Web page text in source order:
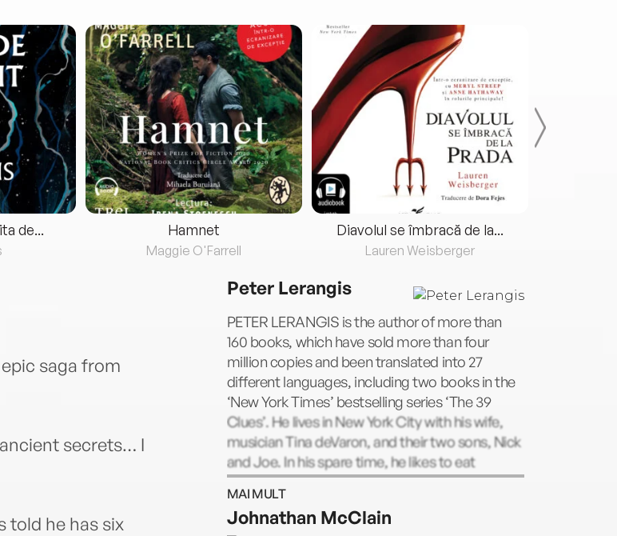
de... Hamnet
Maggie O'Farrell
Diavolul se îmbracă de la...
Lauren Weisberger
saga from
secrets… I
told he has six
Peter Lerangis
PETER LERANGIS is the author of more than
160 books, which have sold more than four
million copies and been translated into 27
different languages, including two books in the
‘New York Times’ bestselling series ‘The 39
Clues’. He lives in New York City with his wife,
musician Tina deVaron, and their two sons, Nick
and Joe. In his spare time, he likes to eat
chocolate. Lots of it. Seriously, he loves
chocolate.
MAI MULT
Johnathan McClain